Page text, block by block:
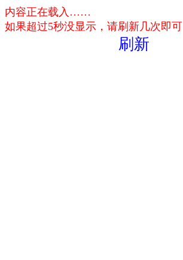
内容正在载入……
如果超过5秒没显示，请刷新几次即可
刷新